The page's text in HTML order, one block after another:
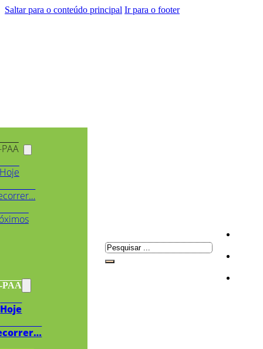
Saltar para o conteúdo principal Ir para o footer
PAA
Hoje
Pesquisar